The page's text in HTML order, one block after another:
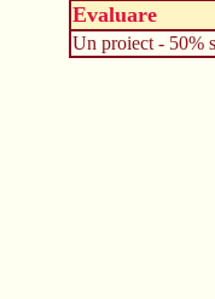
Evaluare
Un proiect - 50%